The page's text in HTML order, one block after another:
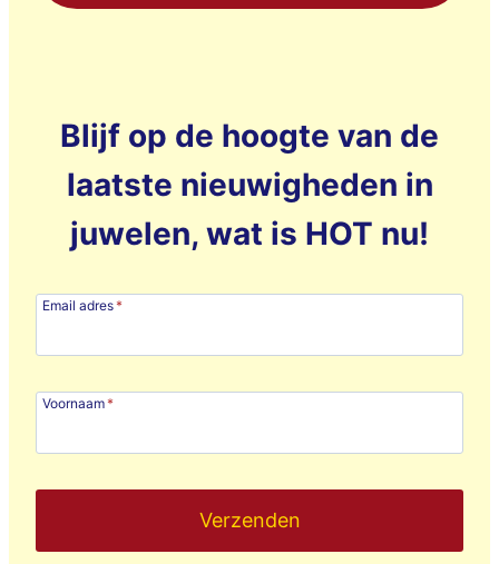
Blijf op de hoogte van de
laatste nieuwigheden in
juwelen, wat is HOT nu!
Email adres*
Voornaam*
Verzenden